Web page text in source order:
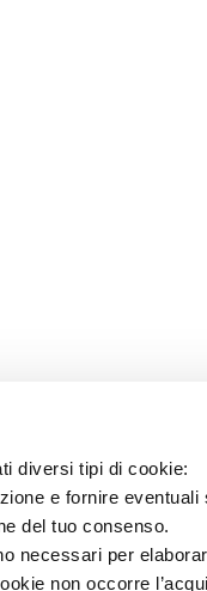
diversi tipi di cookie:
e fornire
del tuo consenso.
necessari per
non occorre
Ti imolo App